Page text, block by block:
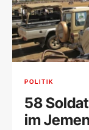
POLITIK
58
im